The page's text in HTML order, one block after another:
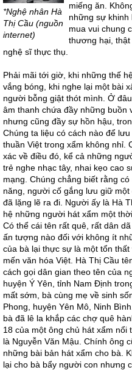
*Nghệ nhân Hà
Thị Cầu (nguồn
internet)
miếng ăn.
những sự khinh
mua vui chung
thương hại,
nghệ sĩ thực thụ.
Phải mãi tới giờ, khi những thế
vắng bóng, khi nghe lại một bài
người bỗng giật thót mình. Ở
âm thanh chứa đầy những buồn
nhưng cũng đầy sự hồn hậu,
Chúng ta liệu có cách nào để
thuần Việt trong xẩm không nhỉ.
xác về điều đó, kể cả những
trẻ nghe nhạc tây, nhai kẹo cao
mạng. Chúng chẳng biết rằng
năng, người cố gắng lưu giữ
đã lặng lẽ ra đi. Người ấy là Hà
hệ những người hát xẩm một
Có thể cái tên rất quê, rất dân
ấn tượng nào đối với không ít
của bà lại thực sự là một tổn
mến văn hóa Việt. Hà Thị Cầu
cách gọi dân gian theo tên của
huyện Ý Yên, tỉnh Nam Định
mất sớm, bà cùng mẹ về sinh
Phong, huyện Yên Mô, Ninh
bà đã lê la khắp các chợ quê
18 của một ông chủ hát xẩm
là Nguyễn Văn Mậu. Chính ông
những bài bản hát xẩm cho bà.
lại cho bà bẩy người con nhưng